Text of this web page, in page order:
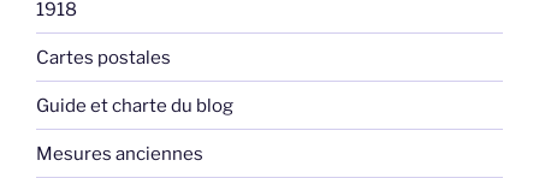
1918
Cartes postales
Guide et charte du blog
Mesures anciennes